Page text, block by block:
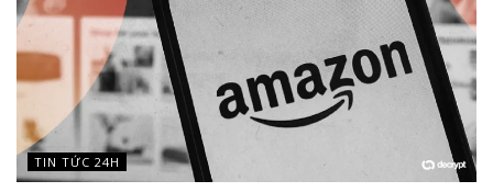
TIN TỨC 24H